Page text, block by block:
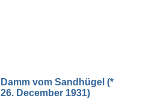
Damm vom Sandhügel (*
26. December 1931)